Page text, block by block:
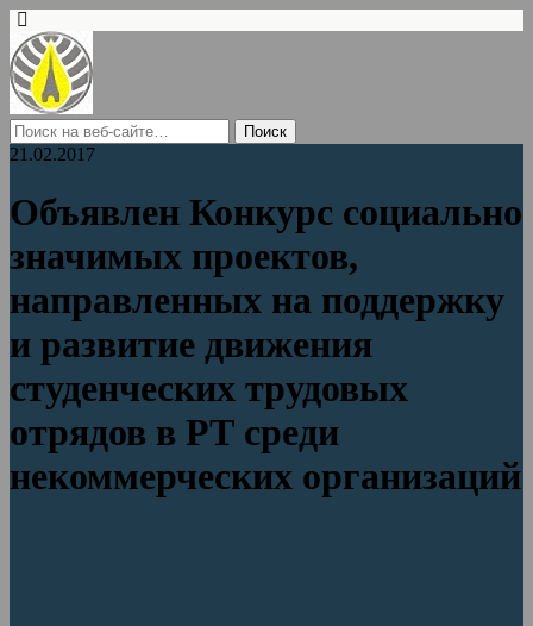
21.02.2017
Объявлен Конкурс социально
значимых проектов,
направленных на поддержку
и развитие движения
студенческих трудовых
отрядов в РТ среди
некоммерческих организаций